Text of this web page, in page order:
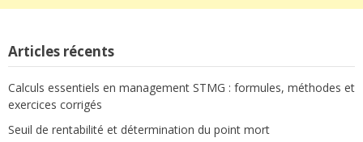
Articles récents
Calculs essentiels en management STMG : formules, méthodes et
exercices corrigés
Seuil de rentabilité et détermination du point mort